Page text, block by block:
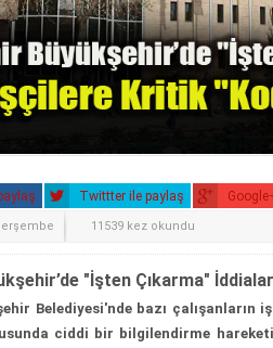
Twittter ile paylaş
11539 kez okundu
"İşten Çıkarma"
Belediyesi'nde bazı çalışanların
ciddi bir bilgilendirme